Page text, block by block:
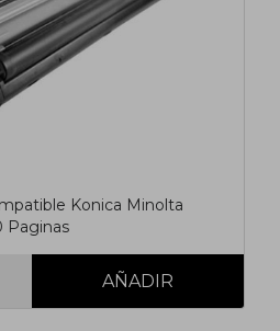
Konica Minolta
Paginas